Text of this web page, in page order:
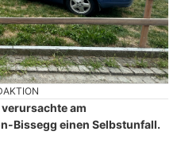
am
Bissegg einen Selbstunfall.